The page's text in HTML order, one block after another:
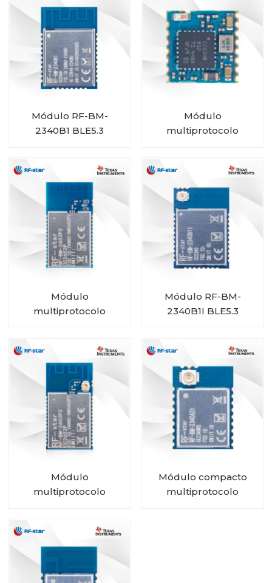
Módulo RF-BM-
2340B1 BLE5.3
Módulo
multiprotocolo
Módulo
multiprotocolo
Módulo RF-BM-
2340B1I BLE5.3
Módulo
multiprotocolo
Módulo compacto
multiprotocolo